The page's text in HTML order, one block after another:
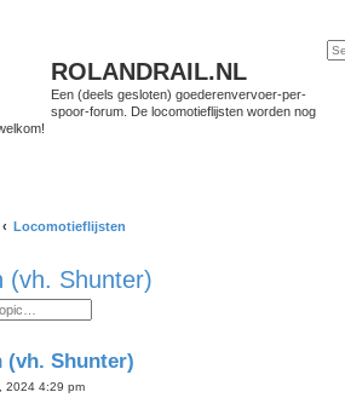
ROLANDRAIL.NL
Een (deels gesloten) goederenvervoer-per-
spoor-forum. De locomotieflijsten worden nog
Locomotieflijsten
(vh. Shunter)
(vh. Shunter)
2024 4:29 pm